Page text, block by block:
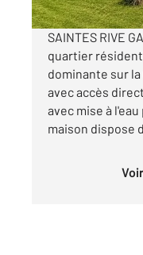
SAINTES RIVE
quartier
dominante sur
avec accès
avec mise à
maison dispose